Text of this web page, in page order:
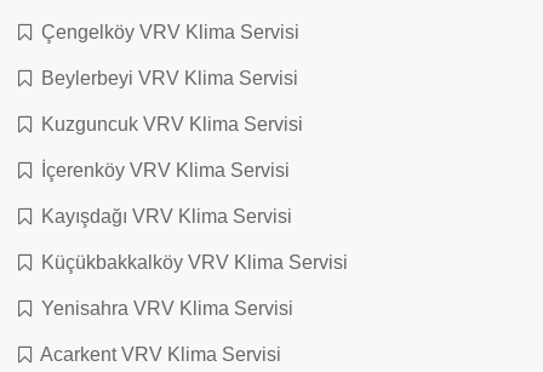
Çengelköy VRV Klima Servisi
Beylerbeyi VRV Klima Servisi
Kuzguncuk VRV Klima Servisi
İçerenköy VRV Klima Servisi
Kayışdağı VRV Klima Servisi
Küçükbakkalköy VRV Klima Servisi
Yenisahra VRV Klima Servisi
Acarkent VRV Klima Servisi